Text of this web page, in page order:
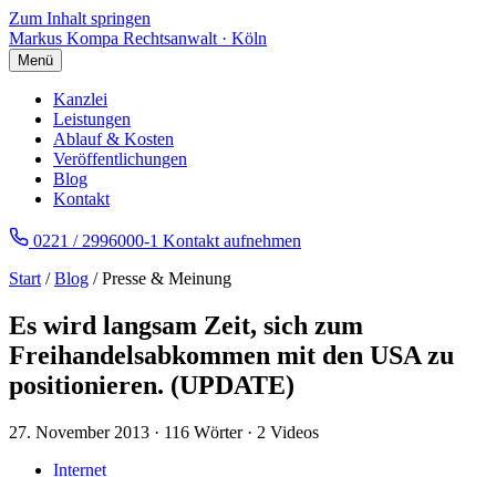
Zum Inhalt springen
Markus Kompa Rechtsanwalt · Köln
Menü
Kanzlei
Leistungen
Ablauf & Kosten
Veröffentlichungen
Blog
Kontakt
0221 / 2996000-1 Kontakt aufnehmen
Start /Blog / Presse & Meinung
Es wird langsam Zeit, sich zum
Freihandelsabkommen mit den USA zu
positionieren. (UPDATE)
27. November 2013 · 116 Wörter · 2 Videos
Internet